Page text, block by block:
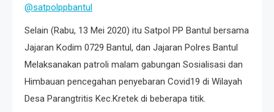
@satpolppbantul
Selain (Rabu, 13 Mei 2020) itu Satpol PP Bantul bersama
Jajaran Kodim 0729 Bantul, dan Jajaran Polres Bantul
Melaksanakan patroli malam gabungan Sosialisasi dan
Himbauan pencegahan penyebaran Covid19 di Wilayah
Desa Parangtritis Kec.Kretek di beberapa titik.